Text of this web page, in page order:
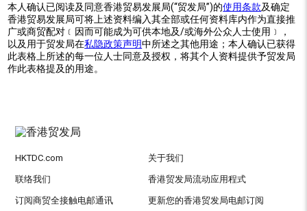
本人确认已阅读及同意香港贸易发展局(“贸发局”)的使用条款及确定
香港贸易发展局可将上述资料编入其全部或任何资料库内作为直接推
广或商贸配对﹝因而可能成为可供本地及/或海外公众人士使用﹞，
以及用于贸发局在私隐政策声明中所述之其他用途；本人确认已获得
此表格上所述的每一位人士同意及授权，将其个人资料提供予贸发局
作此表格提及的用途。
HKTDC.com 关于我们
联络我们 香港贸发局流动应用程式
订阅商贸全接触电邮通讯 更新您的香港贸发局电邮订阅